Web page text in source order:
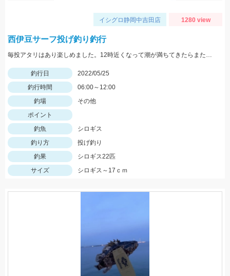
イシグロ静岡中吉田店 1280 view
西伊豆サーフ投げ釣り釣行
毎投アタリはあり楽しめました。12時近くなって潮が満ちてきたらまた食い良くなりましたが、エサ切れで終了しました。エサは赤イソメでした。
釣行日
2022/05/25
釣行時間
06:00～12:00
釣場
その他
ポイント
釣魚
シロギス
釣り方
投げ釣り
釣果
シロギス22匹
サイズ
シロギス～17ｃｍ